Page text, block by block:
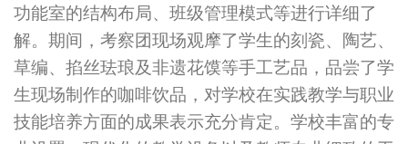
功能室的结构布局、班级管理模式等进行详细了
解。期间， 考察团现场观摩了学生的刻瓷、陶艺、
草编、掐丝珐琅及非遗花馍等手工艺品，品尝了学
生现场制作的咖啡饮品，对学校在实践教学与职业
技能培养方面的成果表示充分肯定。学校丰富的专